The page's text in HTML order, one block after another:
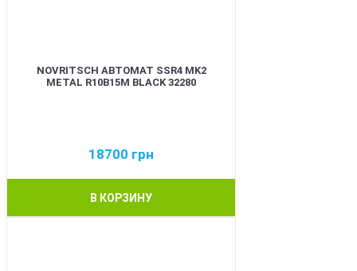
NOVRITSCH АВТОМАТ SSR4 MK2
METAL R10B15M BLACK 32280
18700 грн
В КОРЗИНУ